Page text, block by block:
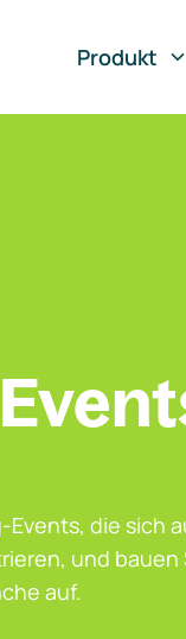
Produkt
die sich
und bauen
auf.